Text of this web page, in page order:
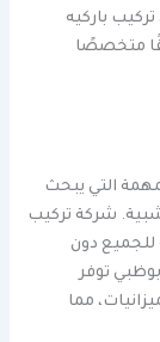
باركيه
متخصصًا
التي يبحث
شركة تركيب
للجميع دون
توفر
مما